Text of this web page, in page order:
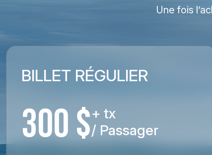
Une fois
BILLET RÉGULIER
300 $+ tx
/ Passager